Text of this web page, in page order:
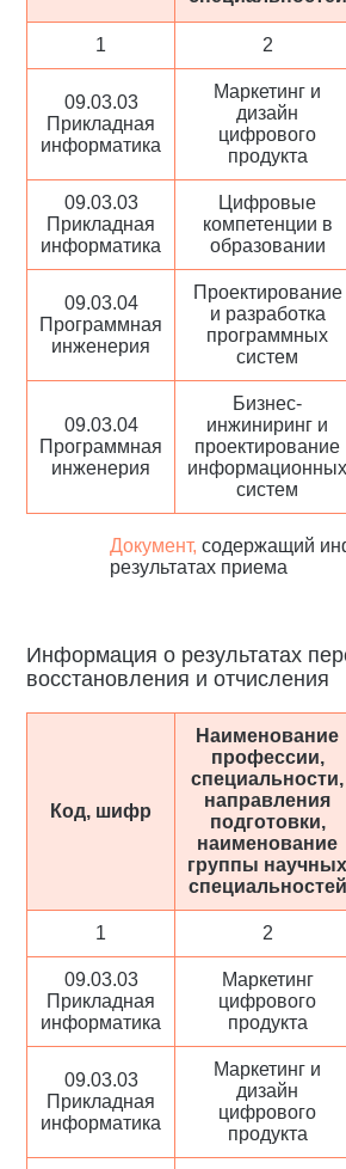
1 2
09.03.03
Прикладная
информатика
Маркетинг и
дизайн
цифрового
продукта
09.03.03
Прикладная
информатика
Цифровые
компетенции в
образовании
09.03.04
Программная
инженерия
Проектирование
и разработка
программных
систем
09.03.04
Программная
инженерия
Бизнес-
инжиниринг и
проектирование
информационных
систем
Документ,содержащий
результатах приема
Информация о результатах
восстановления и отчисления
Код, шифр
Наименование
профессии,
специальности,
направления
подготовки,
наименование
группы научных
специальностей
1 2
09.03.03
Прикладная
информатика
Маркетинг
цифрового
продукта
09.03.03
Прикладная
информатика
Маркетинг и
дизайн
цифрового
продукта